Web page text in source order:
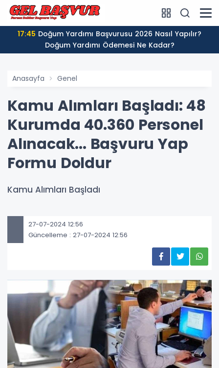
17:45
Doğum Yardımı Ödemesi Ne Kadar?
Anasayfa Genel
Kamu Alımları Başladı: 48
Kurumda 40.360 Personel
Alınacak... Başvuru Yap
Formu Doldur
Kamu Alımları Başladı
27-07-2024 12:56
Güncelleme : 27-07-2024 12:56